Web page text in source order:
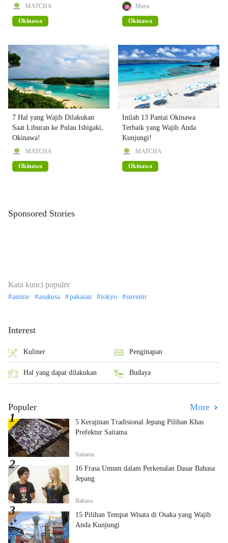
MATCHA
Okinawa
Mayu
Okinawa
7 Hal yang Wajib Dilakukan
Saat Liburan ke Pulau Ishigaki,
Okinawa!
MATCHA
Okinawa
Inilah 13 Pantai Okinawa
Terbaik yang Wajib Anda
Kunjungi!
MATCHA
Okinawa
Sponsored Stories
Kata kunci populer
anime asakusa pakaian tokyo suvenir
Interest
Kuliner Penginapan
Hal yang dapat dilakukan Budaya
Populer More
5 Kerajinan Tradisional Jepang Pilihan Khas
Prefektur Saitama
Saitama
16 Frasa Umum dalam Perkenalan Dasar Bahasa
Jepang
Bahasa
15 Pilihan Tempat Wisata di Osaka yang Wajib
Anda Kunjungi